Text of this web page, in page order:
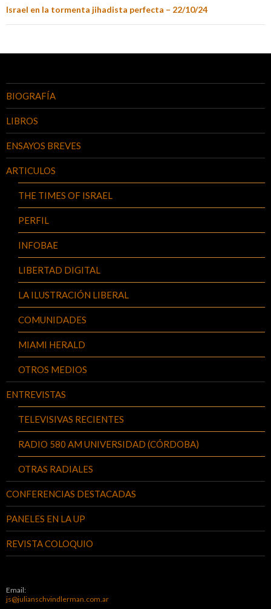
Israel en la tormenta jihadista perfecta – 22/10/24
BIOGRAFÍA
LIBROS
ENSAYOS BREVES
ARTICULOS
THE TIMES OF ISRAEL
PERFIL
INFOBAE
LIBERTAD DIGITAL
LA ILUSTRACIÓN LIBERAL
COMUNIDADES
MIAMI HERALD
OTROS MEDIOS
ENTREVISTAS
TELEVISIVAS RECIENTES
RADIO 580 AM UNIVERSIDAD (CÓRDOBA)
OTRAS RADIALES
CONFERENCIAS DESTACADAS
PANELES EN LA UP
REVISTA COLOQUIO
Email:
js@julianschvindlerman.com.ar